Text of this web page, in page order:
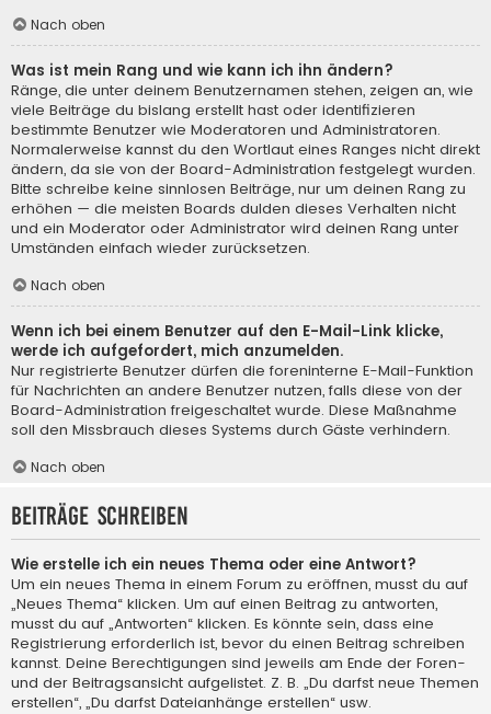
Nach oben
Was ist mein Rang und wie kann ich ihn ändern?
Ränge, die unter deinem Benutzernamen stehen, zeigen an, wie
viele Beiträge du bislang erstellt hast oder identifizieren
bestimmte Benutzer wie Moderatoren und Administratoren.
Normalerweise kannst du den Wortlaut eines Ranges nicht direkt
ändern, da sie von der Board-Administration festgelegt wurden.
Bitte schreibe keine sinnlosen Beiträge, nur um deinen Rang zu
erhöhen — die meisten Boards dulden dieses Verhalten nicht
und ein Moderator oder Administrator wird deinen Rang unter
Umständen einfach wieder zurücksetzen.
Nach oben
Wenn ich bei einem Benutzer auf den E-Mail-Link klicke,
werde ich aufgefordert, mich anzumelden.
Nur registrierte Benutzer dürfen die foreninterne E-Mail-Funktion
für Nachrichten an andere Benutzer nutzen, falls diese von der
Board-Administration freigeschaltet wurde. Diese Maßnahme
soll den Missbrauch dieses Systems durch Gäste verhindern.
Nach oben
Beiträge schreiben
Wie erstelle ich ein neues Thema oder eine Antwort?
Um ein neues Thema in einem Forum zu eröffnen, musst du auf
„Neues Thema“ klicken. Um auf einen Beitrag zu antworten,
musst du auf „Antworten“ klicken. Es könnte sein, dass eine
Registrierung erforderlich ist, bevor du einen Beitrag schreiben
kannst. Deine Berechtigungen sind jeweils am Ende der Foren-
und der Beitragsansicht aufgelistet. Z. B. „Du darfst neue Themen
erstellen“, „Du darfst Dateianhänge erstellen“ usw.